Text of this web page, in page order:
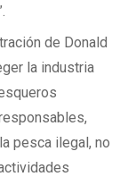
de Donald
la industria
pesca ilegal, no